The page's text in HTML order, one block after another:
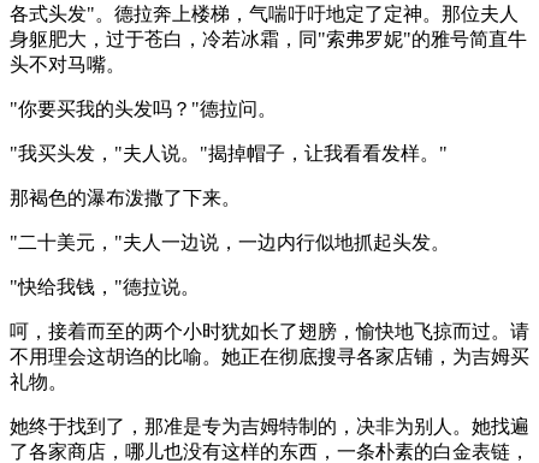
各式头发"。德拉奔上楼梯，气喘吁吁地定了定神。那位夫人
身躯肥大，过于苍白，冷若冰霜，同"索弗罗妮"的雅号简直牛
头不对马嘴。
"你要买我的头发吗？"德拉问。
"我买头发，"夫人说。"揭掉帽子，让我看看发样。"
那褐色的瀑布泼撒了下来。
"二十美元，"夫人一边说，一边内行似地抓起头发。
"快给我钱，"德拉说。
呵，接着而至的两个小时犹如长了翅膀，愉快地飞掠而过。请
不用理会这胡诌的比喻。她正在彻底搜寻各家店铺，为吉姆买
礼物。
她终于找到了，那准是专为吉姆特制的，决非为别人。她找遍
了各家商店，哪儿也没有这样的东西，一条朴素的白金表链，